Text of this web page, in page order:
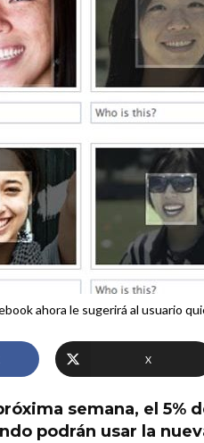
ahora le sugerirá al usuario
X
semana, el 5%
podrán usar la